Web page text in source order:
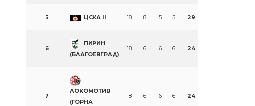
5 ЦСКА II 18 8 5 5 29
6
ПИРИН
(БЛАГОЕВГРАД)
18 6 6 6 24
7
ЛОКОМОТИВ
(ГОРНА
18 6 6 6 24